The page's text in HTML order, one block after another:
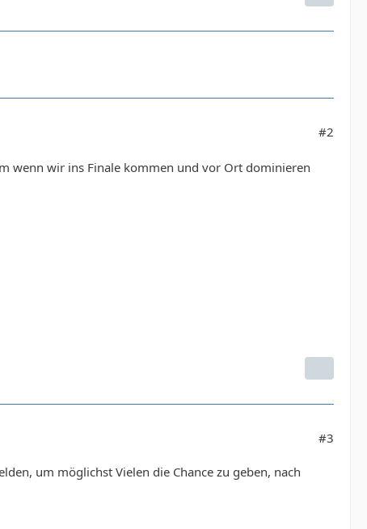
#2
wenn wir ins Finale kommen und vor Ort dominieren
#3
um möglichst Vielen die Chance zu geben, nach